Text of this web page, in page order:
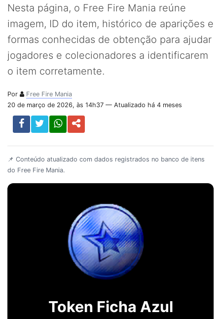
Nesta página, o Free Fire Mania reúne
imagem, ID do item, histórico de aparições e
formas conhecidas de obtenção para ajudar
jogadores e colecionadores a identificarem
o item corretamente.
Por
Free Fire Mania
20 de março de 2026, às 14h37 — Atualizado há 4 meses
📌 Conteúdo atualizado com dados registrados no banco de itens
do Free Fire Mania.
Token Ficha Azul